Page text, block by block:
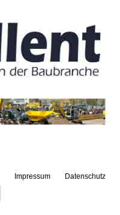
Impressum Datenschutz